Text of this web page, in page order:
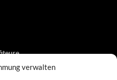
verwalten
Proxy…